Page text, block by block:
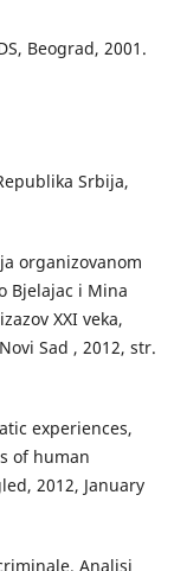
Beograd, 2001.
Srbija,
organizovanom
Bjelajac i Mina
XXI veka,
Sad , 2012, str.
experiences,
of human
2012, January
Analisi